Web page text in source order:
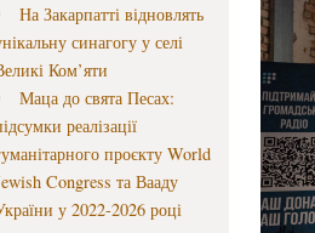
На Закарпатті відновлять
синагогу у селі
Ком’яти
Маца до свята Песах:
реалізації
проєкту World
Congress та Вааду
у 2022-2026 році